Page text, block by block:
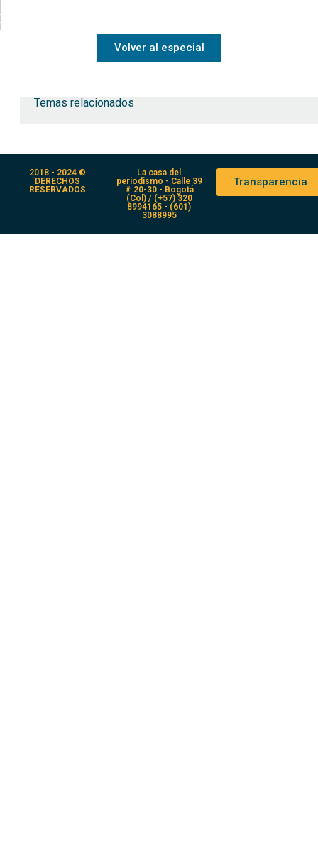
Volver al especial
Temas relacionados
2018 - 2024 ©
DERECHOS
RESERVADOS
La casa del
periodismo - Calle 39
# 20-30 - Bogotá
(Col) / (+57) 320
8994165 - (601)
3088995
Transparencia